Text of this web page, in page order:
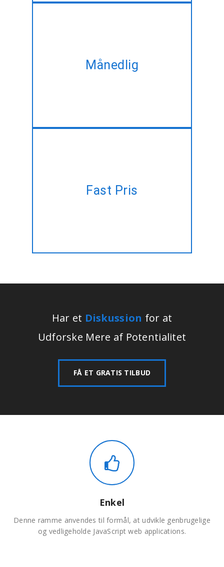
Månedlig
EmberJS-Javascript
Fast Pris
tid til at håndtere? Lad os gøre
Har et Diskussion for at
Udforske Mere af Potentialitet
FÅ ET GRATIS TILBUD
Enkel
Denne ramme anvendes til formål, at udvikle genbrugelige
og vedligeholde JavaScript web applications.